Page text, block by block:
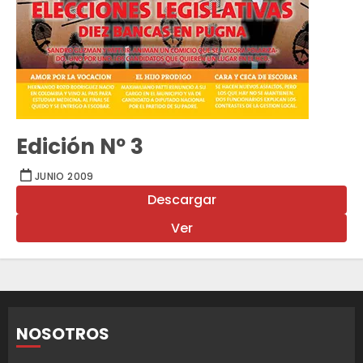
Edición Nº 3
JUNIO 2009
Descargar
Ver
NOSOTROS